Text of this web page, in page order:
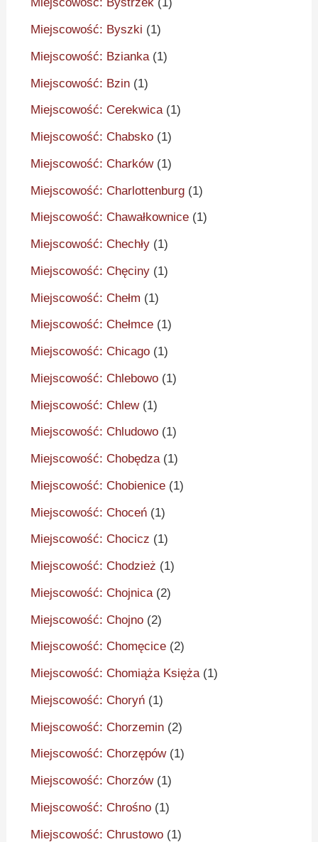
Miejscowość: Bystrzek (1)
Miejscowość: Byszki (1)
Miejscowość: Bzianka(1)
Miejscowość: Bzin (1)
Miejscowość: Cerekwica(1)
Miejscowość: Chabsko (1)
Miejscowość: Charków(1)
Miejscowość: Charlottenburg (1)
Miejscowość: Chawałkownice (1)
Miejscowość: Chechły (1)
Miejscowość: Chęciny (1)
Miejscowość: Chełm (1)
Miejscowość: Chełmce (1)
Miejscowość: Chicago (1)
Miejscowość: Chlebowo (1)
Miejscowość: Chlew(1)
Miejscowość: Chludowo (1)
Miejscowość: Chobędza(1)
Miejscowość: Chobienice (1)
Miejscowość: Choceń (1)
Miejscowość: Chocicz (1)
Miejscowość: Chodzież (1)
Miejscowość: Chojnica(2)
Miejscowość: Chojno (2)
Miejscowość: Chomęcice (2)
Miejscowość: Chomiąża Księża(1)
Miejscowość: Choryń (1)
Miejscowość: Chorzemin (2)
Miejscowość: Chorzępów(1)
Miejscowość: Chorzów(1)
Miejscowość: Chrośno (1)
Miejscowość: Chrustowo (1)